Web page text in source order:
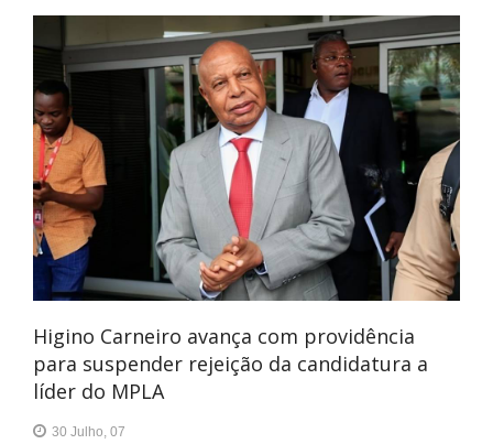
Higino Carneiro avança com providência
para suspender rejeição da candidatura a
líder do MPLA
30 Julho, 07